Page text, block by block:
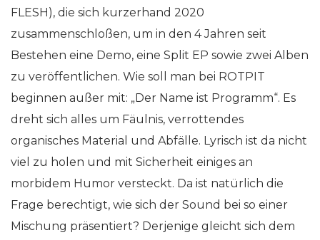
FLESH), die sich kurzerhand 2020
zusammenschloßen, um in den 4 Jahren seit
Bestehen eine Demo, eine Split EP sowie zwei Alben
zu veröffentlichen. Wie soll man bei ROTPIT
beginnen außer mit: „Der Name ist Programm“. Es
dreht sich alles um Fäulnis, verrottendes
organisches Material und Abfälle. Lyrisch ist da nicht
viel zu holen und mit Sicherheit einiges an
morbidem Humor versteckt. Da ist natürlich die
Frage berechtigt, wie sich der Sound bei so einer
Mischung präsentiert? Derjenige gleicht sich dem